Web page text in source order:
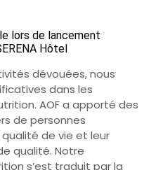
lors de lancement
Hôtel
dévouées, nous
dans les
AOF a apporté des
de personnes
de vie et leur
qualité. Notre
s’est traduit par la